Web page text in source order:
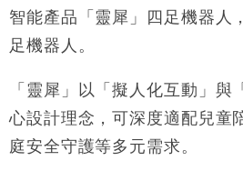
11:30
財經｜精星香港夥菜鳥拓全
13:12
12:30
財經｜香港7月PMI回落至
智能產品「靈犀」四足機器人
足機器人。
「靈犀」以「擬人化互動」與
心設計理念，可深度適配兒童
庭安全守護等多元需求。